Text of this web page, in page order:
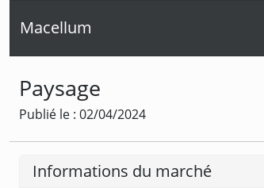
Macellum
Paysage
Publié le : 02/04/2024
Informations du marché